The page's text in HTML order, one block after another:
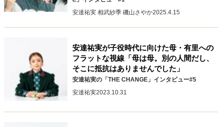
安達祐実 相武紗季 磯山さやか2025.4.15
安達祐実が子役時代に向けた母・有里への
フラットな視線「母は母。別の人間だし、
そこに抵抗はありませんでした」
安達祐実の「THE CHANGE」インタビュー#5
安達祐実2023.10.31